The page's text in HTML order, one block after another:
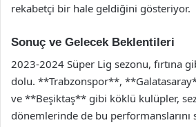
rekabetçi bir hale geldiğini gösteriyor.
Sonuç ve Gelecek Beklentileri
2023-2024 Süper Lig sezonu, fırtına
dolu. **Trabzonspor**,
ve **Beşiktaş** gibi köklü kulüpler,
dönemlerinde de bu performanslarını